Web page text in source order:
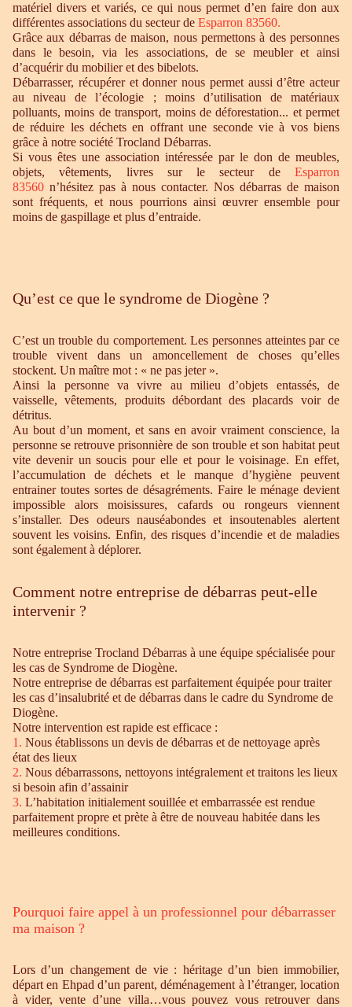
matériel divers et variés, ce qui nous permet d’en faire don aux
différentes associations du secteur de Esparron 83560.
Grâce aux débarras de maison, nous permettons à des personnes
dans le besoin, via les associations, de se meubler et ainsi
d’acquérir du mobilier et des bibelots.
Débarrasser, récupérer et donner nous permet aussi d’être acteur
au niveau de l’écologie ; moins d’utilisation de matériaux
polluants, moins de transport, moins de déforestation... et permet
de réduire les déchets en offrant une seconde vie à vos biens
grâce à notre société Trocland Débarras.
Si vous êtes une association intéressée par le don de meubles,
objets, vêtements, livres sur le secteur de Esparron
83560 n’hésitez pas à nous contacter. Nos débarras de maison
sont fréquents, et nous pourrions ainsi œuvrer ensemble pour
moins de gaspillage et plus d’entraide.
Qu’est ce que le syndrome de Diogène ?
C’est un trouble du comportement. Les personnes atteintes par ce
trouble vivent dans un amoncellement de choses qu’elles
stockent. Un maître mot : « ne pas jeter ».
Ainsi la personne va vivre au milieu d’objets entassés, de
vaisselle, vêtements, produits débordant des placards voir de
détritus.
Au bout d’un moment, et sans en avoir vraiment conscience, la
personne se retrouve prisonnière de son trouble et son habitat peut
vite devenir un soucis pour elle et pour le voisinage. En effet,
l’accumulation de déchets et le manque d’hygiène peuvent
entrainer toutes sortes de désagréments. Faire le ménage devient
impossible alors moisissures, cafards ou rongeurs viennent
s’installer. Des odeurs nauséabondes et insoutenables alertent
souvent les voisins. Enfin, des risques d’incendie et de maladies
sont également à déplorer.
Comment notre entreprise de débarras peut-elle
intervenir ?
Notre entreprise Trocland Débarras à une équipe spécialisée pour
les cas de Syndrome de Diogène.
Notre entreprise de débarras est parfaitement équipée pour traiter
les cas d’insalubrité et de débarras dans le cadre du Syndrome de
Diogène.
Notre intervention est rapide est efficace :
1. Nous établissons un devis de débarras et de nettoyage après
état des lieux
2. Nous débarrassons, nettoyons intégralement et traitons les lieux
si besoin afin d’assainir
3. L’habitation initialement souillée et embarrassée est rendue
parfaitement propre et prète à être de nouveau habitée dans les
meilleures conditions.
Pourquoi faire appel à un professionnel pour débarrasser
ma maison ?
Lors d’un changement de vie : héritage d’un bien immobilier,
départ en Ehpad d’un parent, déménagement à l’étranger, location
à vider, vente d’une villa…vous pouvez vous retrouver dans